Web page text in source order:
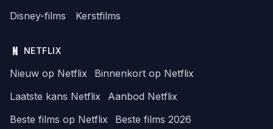
Disney-films
Kerstfilms
NETFLIX
Nieuw op Netflix
Binnenkort op Netflix
Laatste kans Netflix
Aanbod Netflix
Beste films op Netflix
Beste films 2026